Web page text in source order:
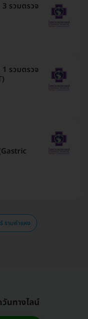
3 รวมตรวจ
1 รวมตรวจ
รามคำแหง
นทางไลน์